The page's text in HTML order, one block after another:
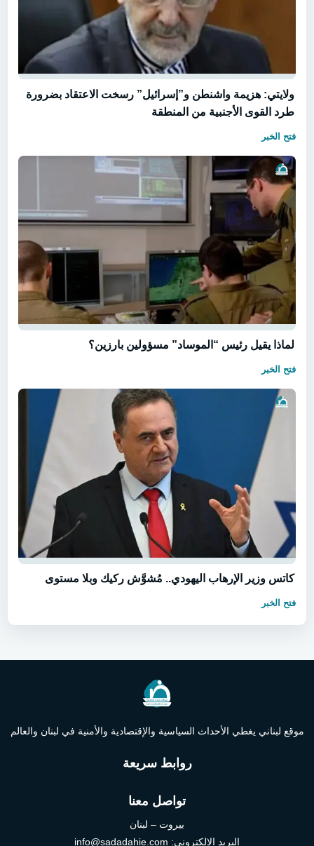
ولايتي: هزيمة واشنطن و”إسرائيل” رسخت الاعتقاد بضرورة
طرد القوى الأجنبية من المنطقة
فتح الخبر
لماذا يقيل رئيس “الموساد” مسؤولين بارزين؟
فتح الخبر
كاتس وزير الإرهاب اليهودي.. مُشوَّش ركيك وبلا مستوى
فتح الخبر
موقع لبناني يغطي الأحداث السياسية والإقتصادية والأمنية في لبنان والعالم
روابط سريعة
تواصل معنا
بيروت – لبنان
البريد الإلكتروني: info@sadadahie.com